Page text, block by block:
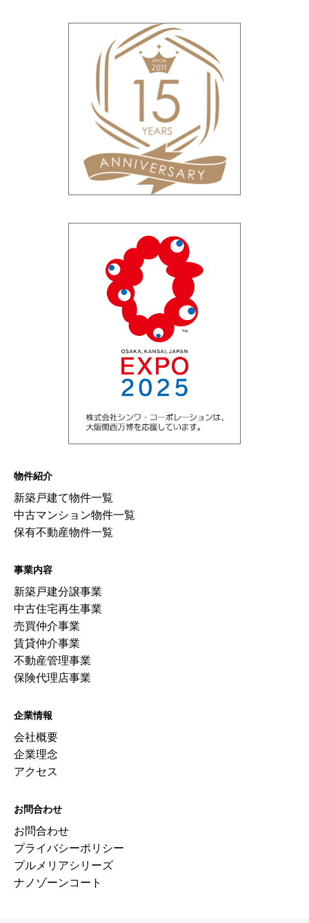
物件紹介
新築戸建て物件一覧
中古マンション物件一覧
保有不動産物件一覧
事業内容
新築戸建分譲事業
中古住宅再生事業
売買仲介事業
賃貸仲介事業
不動産管理事業
保険代理店事業
企業情報
会社概要
企業理念
アクセス
お問合わせ
お問合わせ
プライバシーポリシー
プルメリアシリーズ
ナノゾーンコート